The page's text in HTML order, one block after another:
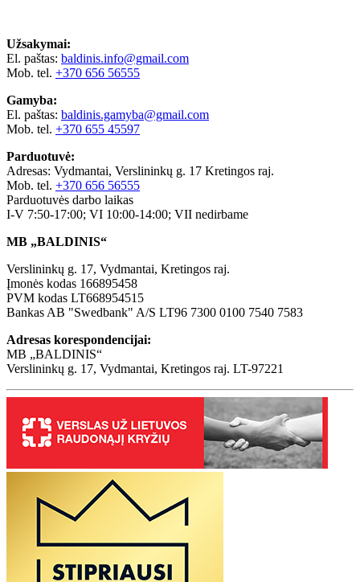
Užsakymai:
El. paštas: baldinis.info@gmail.com
Mob. tel. +370 656 56555
Gamyba:
El. paštas: baldinis.gamyba@gmail.com
Mob. tel. +370 655 45597
Parduotuvė:
Adresas: Vydmantai, Verslininkų g. 17 Kretingos raj.
Mob. tel. +370 656 56555
Parduotuvės darbo laikas
I-V 7:50-17:00; VI 10:00-14:00; VII nedirbame
MB „BALDINIS“
Verslininkų g. 17, Vydmantai, Kretingos raj.
Įmonės kodas 166895458
PVM kodas LT668954515
Bankas AB "Swedbank" A/S LT96 7300 0100 7540 7583
Adresas korespondencijai:
MB „BALDINIS“
Verslininkų g. 17, Vydmantai, Kretingos raj. LT-97221